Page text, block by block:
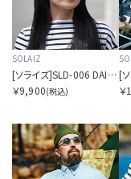
カラーを指定する
SOLAIZ
[ソライズ]SLD-006 DAILY USE パリジャン
￥9,900(税込)